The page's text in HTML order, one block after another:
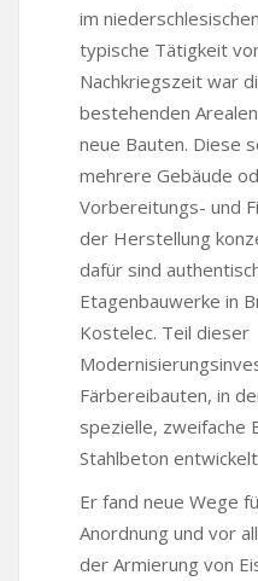
im
typische Tätigkeit
Nachkriegszeit war
bestehenden
neue Bauten. Diese
mehrere Gebäude
Vorbereitungs- und
der Herstellung
dafür sind
Etagenbauwerke in
Kostelec. Teil dieser
Färbereibauten, in
spezielle, zweifache
Stahlbeton
Er fand neue Wege
Anordnung und vor
der Armierung von